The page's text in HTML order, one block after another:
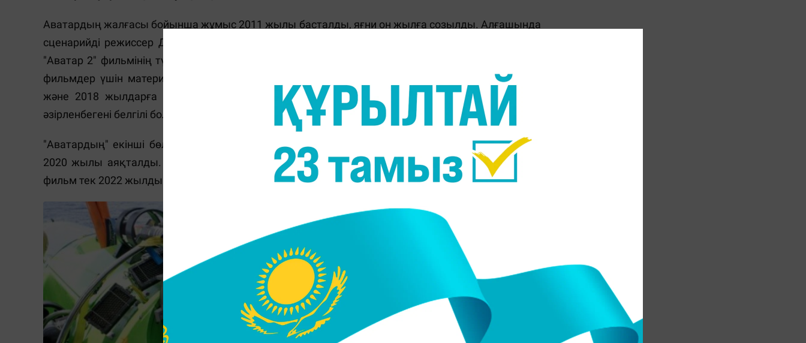
Аватардың жалғасы бойынша жұмыс 2011 жылы басталды, яғни он жылға созылды. Алғашында
сценарийді режиссер Джеймс Кэмерон жазды, ал Манхэттен Бич түсірілім орындарын салды.
"Аватар 2" фильмінің түсірілімі 2015 жылы аяқталды деп
фильмдер үшін материалды түсіру жоспарланған болатын, олардың шығу мерзімі 2016, 2017
және 2018 жылдарға жоспарланған. Алайда, көп ұзамай түсірілімге қажетті технология әлі
әзірленбегені белгілі болды. Оларды күтуге тура келді.
"Аватардың" екінші бөлімінің аяғын түсіру 2017 жылы басталды. Ол үш жылға созылды және
2020 жылы аяқталды. Кейінгі жұмысқа коронавирус пандемиясы кедергі келтірді, сондықтан
фильм тек 2022 жылдың соңында шықты.